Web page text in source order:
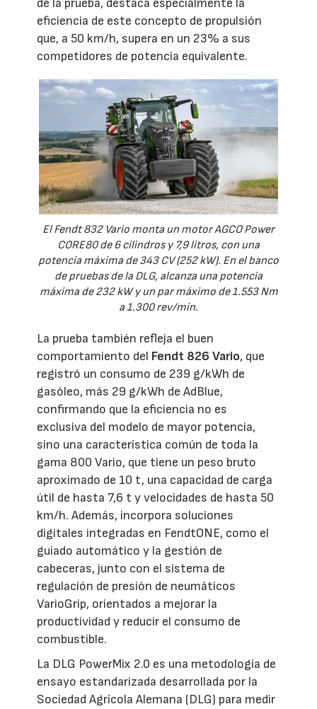
de la prueba, destaca especialmente la
eficiencia de este concepto de propulsión
que, a 50 km/h, supera en un 23% a sus
competidores de potencia equivalente.
El Fendt 832 Vario monta un motor AGCO Power
CORE80 de 6 cilindros y 7,9 litros, con una
potencia máxima de 343 CV (252 kW). En el banco
de pruebas de la DLG, alcanza una potencia
máxima de 232 kW y un par máximo de 1.553 Nm
a 1.300 rev/min.
La prueba también refleja el buen
comportamiento del Fendt 826 Vario, que
registró un consumo de 239 g/kWh de
gasóleo, más 29 g/kWh de AdBlue,
confirmando que la eficiencia no es
exclusiva del modelo de mayor potencia,
sino una característica común de toda la
gama 800 Vario, que tiene un peso bruto
aproximado de 10 t, una capacidad de carga
útil de hasta 7,6 t y velocidades de hasta 50
km/h. Además, incorpora soluciones
digitales integradas en FendtONE, como el
guiado automático y la gestión de
cabeceras, junto con el sistema de
regulación de presión de neumáticos
VarioGrip, orientados a mejorar la
productividad y reducir el consumo de
combustible.
La DLG PowerMix 2.0 es una metodología de
ensayo estandarizada desarrollada por la
Sociedad Agrícola Alemana (DLG) para medir